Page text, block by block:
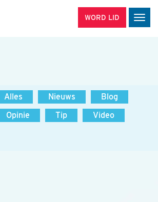
WORD LID
Alles Nieuws
Blog
Opinie Tip
Video